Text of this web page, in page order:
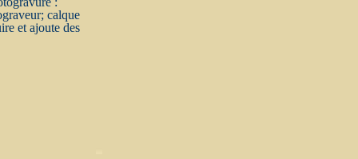
calque
et ajoute des